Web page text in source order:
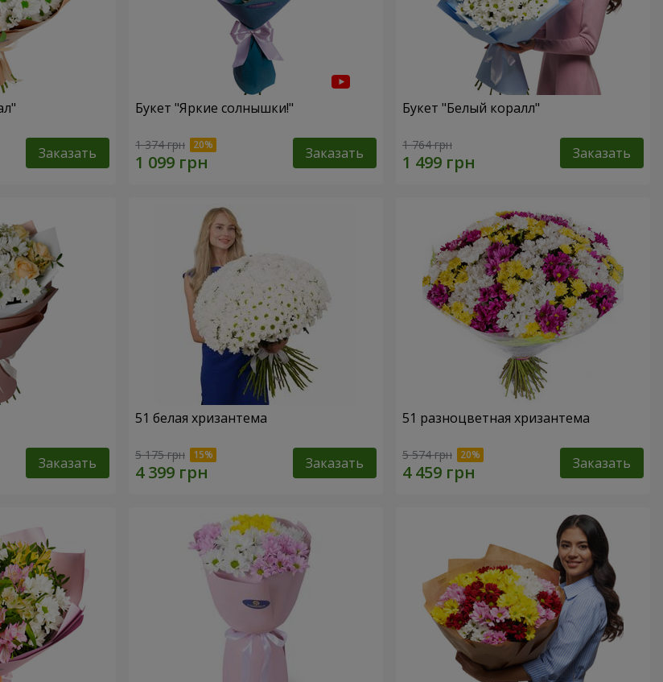
Заказать
Букет "Яркие солнышки!"
1 374 грн Заказать
Букет "Белый коралл"
1 764 грн Заказать
Заказать
51 белая хризантема
5 175 грн Заказать
51 разноцветная хризантема
5 574 грн Заказать